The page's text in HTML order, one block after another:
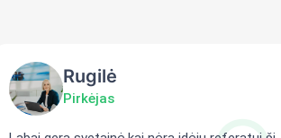
Rugilė
Pirkėjas